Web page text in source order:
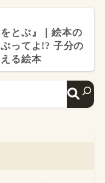
とぶ』｜絵本の
ってよ!? 子分の
る絵本